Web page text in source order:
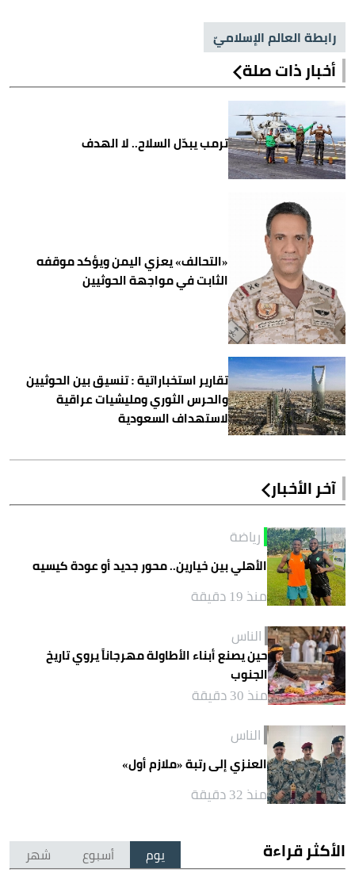
رابطة العالم الإسلاميّ
أخبار ذات صلة
ترمب يبدّل السلاح.. لا الهدف
«التحالف» يعزي اليمن ويؤكد موقفه
الثابت في مواجهة الحوثيين
تقارير استخباراتية : تنسيق بين الحوثيين
والحرس الثوري ومليشيات عراقية
لاستهداف السعودية
آخر الأخبار
رياضة
الأهلي بين خيارين.. محور جديد أو عودة كيسيه
منذ 19 دقيقة
الناس
حين يصنع أبناء الأطاولة مهرجاناً يروي تاريخ
الجنوب
منذ 30 دقيقة
الناس
العنزي إلى رتبة «ملازم أول»
منذ 32 دقيقة
الأكثر قراءة يوم أسبوع شهر